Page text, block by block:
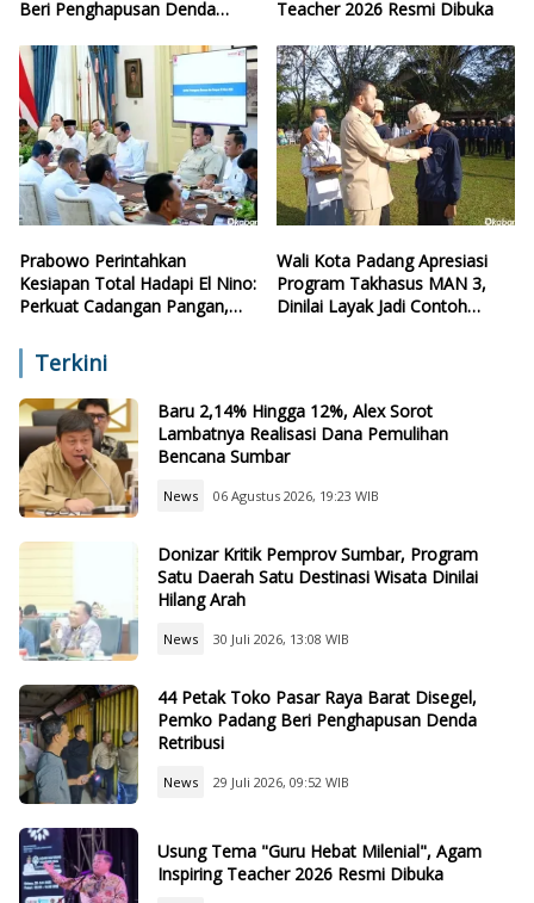
Beri Penghapusan Denda
Teacher 2026 Resmi Dibuka
Prabowo Perintahkan
Kesiapan Total Hadapi El Nino:
Perkuat Cadangan Pangan,
Wali Kota Padang Apresiasi
Program Takhasus MAN 3,
Dinilai Layak Jadi Contoh
Terkini
Baru 2,14% Hingga 12%, Alex Sorot
Lambatnya Realisasi Dana Pemulihan
Bencana Sumbar
News 06 Agustus 2026, 19:23 WIB
Donizar Kritik Pemprov Sumbar, Program
Satu Daerah Satu Destinasi Wisata Dinilai
Hilang Arah
News 30 Juli 2026, 13:08 WIB
44 Petak Toko Pasar Raya Barat Disegel,
Pemko Padang Beri Penghapusan Denda
Retribusi
News 29 Juli 2026, 09:52 WIB
Usung Tema "Guru Hebat Milenial", Agam
Inspiring Teacher 2026 Resmi Dibuka